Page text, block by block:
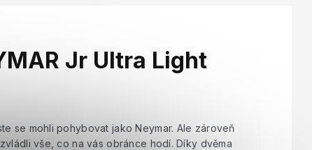
Jr Ultra Light
se mohli pohybovat jako Neymar. Ale zároveň
vše, co na vás obránce hodí. Díky dvěma